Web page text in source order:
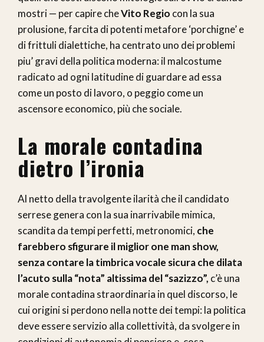
mostri — per capire cheVito Regio con la sua
prolusione, farcita di potenti metafore ‘porchigne’ e
di frittuli dialettiche, ha centrato uno dei problemi
piu’ gravi della politica moderna: il malcostume
radicato ad ogni latitudine di guardare ad essa
come un posto di lavoro, o peggio come un
ascensore economico, più che sociale.
La morale contadina
dietro l’ironia
Al netto della travolgente ilarità che il candidato
serrese genera con la sua inarrivabile mimica,
scandita da tempi perfetti, metronomici, che
farebbero sfigurare il miglior one man show,
senza contare la timbrica vocale sicura che dilata
l’acuto sulla “nota” altissima del “sazizzo”, c’è una
morale contadina straordinaria in quel discorso, le
cui origini si perdono nella notte dei tempi: la politica
deve essere servizio alla collettività, da svolgere in